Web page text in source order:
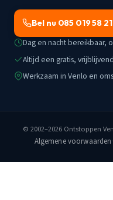
Bel nu 085 019 58 21
Dag en nacht bereikbaar,
Altijd een gratis,
Werkzaam in Venlo en
© 2002–2026 Ontstoppen
Algemene voorwaarden·